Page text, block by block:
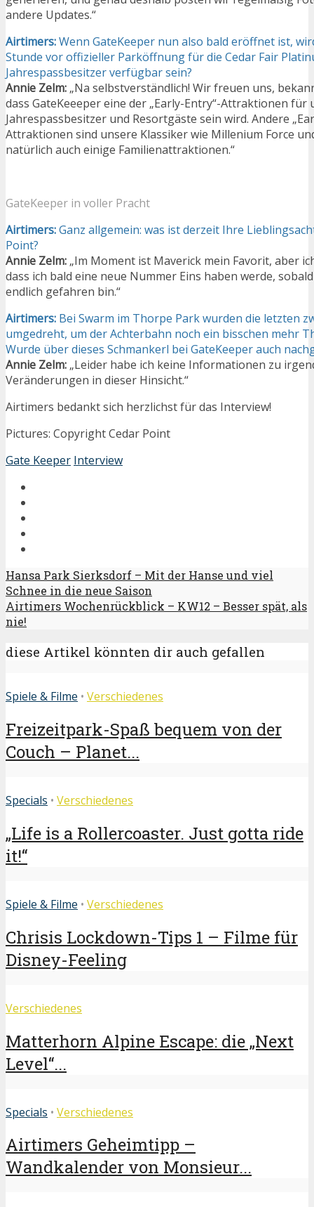
andere Updates.“
Airtimers:Wenn GateKeeper nun also bald eröffnet ist,
Stunde vor offizieller Parköffnung für die Cedar Fair
Jahrespassbesitzer verfügbar sein?
Annie Zelm: „Na selbstverständlich! Wir freuen uns,
dass GateKeeeper eine der „Early-Entry“-Attraktionen für
Jahrespassbesitzer und Resortgäste sein wird. Andere
Attraktionen sind unsere Klassiker wie Millenium Force
natürlich auch einige Familienattraktionen.“
GateKeeper in voller Pracht
Airtimers:Ganz allgemein: was ist derzeit Ihre
Point?
Annie Zelm: „Im Moment ist Maverick mein Favorit, aber
dass ich bald eine neue Nummer Eins haben werde,
endlich gefahren bin.“
Airtimers: Bei Swarm im Thorpe Park wurden die letzten
umgedreht, um der Achterbahn noch ein bisschen mehr
Wurde über dieses Schmankerl bei GateKeeper auch
Annie Zelm: „Leider habe ich keine Informationen zu
Veränderungen in dieser Hinsicht.“
Airtimers bedankt sich herzlichst für das Interview!
Pictures: Copyright Cedar Point
Gate Keeper Interview
Hansa Park Sierksdorf – Mit der Hanse und viel
Schnee in die neue Saison
Airtimers Wochenrückblick – KW12 – Besser spät, als
nie!
diese Artikel könnten dir auch gefallen
Spiele & Filme • Verschiedenes
Freizeitpark-Spaß bequem von der
Couch – Planet...
Specials • Verschiedenes
„Life is a Rollercoaster. Just gotta ride
it!“
Spiele & Filme • Verschiedenes
Chrisis Lockdown-Tips 1 – Filme für
Disney-Feeling
Verschiedenes
Matterhorn Alpine Escape: die „Next
Level“...
Specials • Verschiedenes
Airtimers Geheimtipp –
Wandkalender von Monsieur...